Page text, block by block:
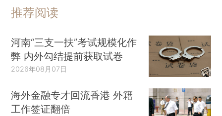
推荐阅读
河南“三支一扶”考试规模化作
弊 内外勾结提前获取试卷
2026年08月07日
海外金融专才回流香港 外籍
工作签证翻倍